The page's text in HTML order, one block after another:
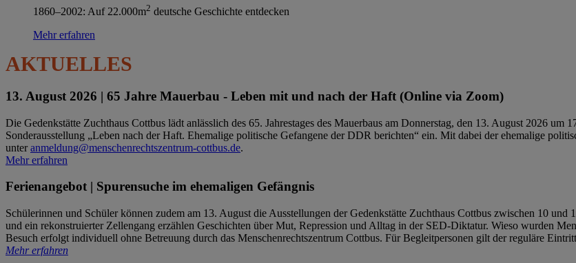
1860–2002: Auf 22.000m2 deutsche Geschichte entdecken
Mehr erfahren
AKTUELLES
13. August 2026 | 65 Jahre Mauerbau - Leben mit und nach der Haft (Online via Zoom)
Die Gedenkstätte Zuchthaus Cottbus lädt anlässlich des 65. Jahrestages des Mauerbaus am Donnerstag, den 13. August 2026
Sonderausstellung „Leben nach der Haft. Ehemalige politische Gefangene der DDR berichten“ ein. Mit dabei der ehemalige
unteranmeldung@menschenrechtszentrum-cottbus.de.
Mehr erfahren
Ferienangebot | Spurensuche im ehemaligen Gefängnis
Schülerinnen und Schüler können zudem am 13. August die Ausstellungen der Gedenkstätte Zuchthaus Cottbus zwischen 10
und ein rekonstruierter Zellengang erzählen Geschichten über Mut, Repression und Alltag in der SED-Diktatur. Wieso wurden
Besuch erfolgt individuell ohne Betreuung durch das Menschenrechtszentrum Cottbus. Für Begleitpersonen gilt der reguläre
Mehr erfahren